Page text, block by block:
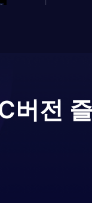
버전